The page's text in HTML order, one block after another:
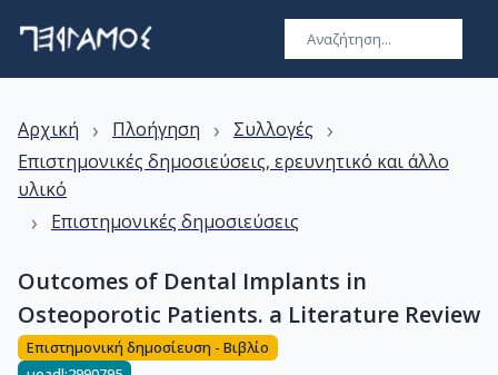
Αρχική › Πλοήγηση › Συλλογές ›
Επιστημονικές δημοσιεύσεις, ερευνητικό και άλλο
υλικό
› Επιστημονικές δημοσιεύσεις
Outcomes of Dental Implants in
Osteoporotic Patients. a Literature Review
Επιστημονική δημοσίευση - Βιβλίο